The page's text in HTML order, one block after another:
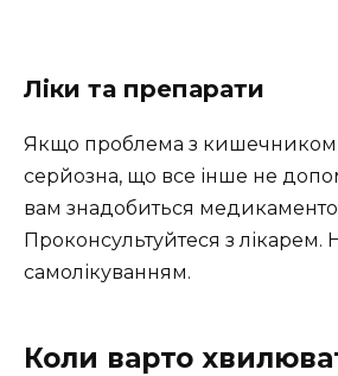
Ліки та препарати
Якщо проблема з кишечником
серйозна, що все інше не
вам знадобиться
Проконсультуйтеся з лікарем.
самолікуванням.
Коли варто